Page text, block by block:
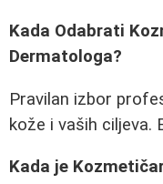
Kada Odabrati
Dermatologa?
Pravilan izbor
kože i vaših ciljeva.
Kada je